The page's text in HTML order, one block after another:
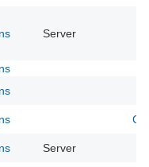
Server
Server